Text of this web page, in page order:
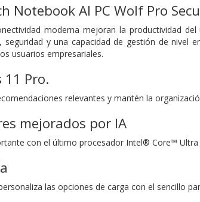
Notebook AI PC Wolf Pro
moderna mejoran la productividad
seguridad y una capacidad de gestión de nivel
usuarios empresariales.
11 Pro.
relevantes y mantén la
mejorados por IA
con el último procesador Intel® Core™ Ultra
las opciones de carga con el sencillo